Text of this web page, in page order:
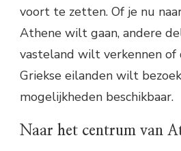
voort te zetten. Of je nu
Athene wilt gaan, andere
vasteland wilt verkennen of
Griekse eilanden wilt
mogelijkheden beschikbaar.
Naar het centrum van